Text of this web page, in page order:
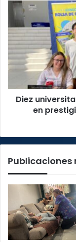
Diez
universitarios
representarán
a
Costa
Rica
en
prestigioso
congreso
aeroespacial
internacional
Diez
en